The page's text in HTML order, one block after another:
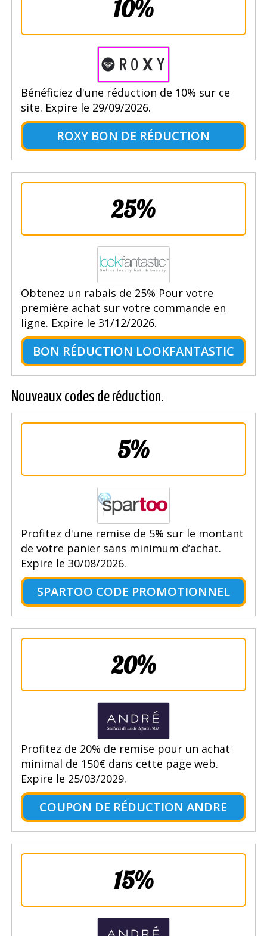
10%
Bénéficiez d'une réduction de 10% sur ce
site. Expire le 29/09/2026.
ROXY BON DE RÉDUCTION
25%
Obtenez un rabais de 25% Pour votre
première achat sur votre commande en
ligne. Expire le 31/12/2026.
BON RÉDUCTION LOOKFANTASTIC
Nouveaux codes de réduction.
5%
Profitez d'une remise de 5% sur le montant
de votre panier sans minimum d’achat.
Expire le 30/08/2026.
SPARTOO CODE PROMOTIONNEL
20%
Profitez de 20% de remise pour un achat
minimal de 150€ dans cette page web.
Expire le 25/03/2029.
COUPON DE RÉDUCTION ANDRE
15%